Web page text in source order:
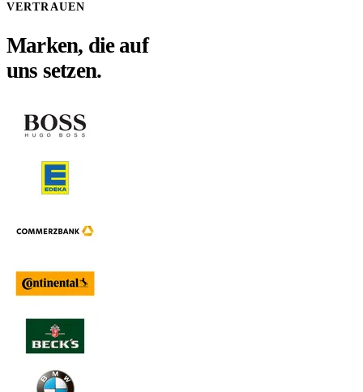
VERTRAUEN
Marken, die auf
uns setzen.